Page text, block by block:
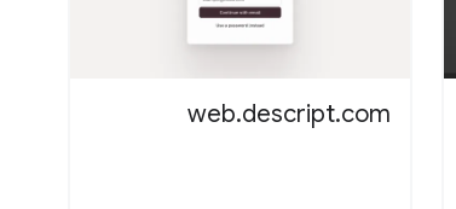
web.descript.com